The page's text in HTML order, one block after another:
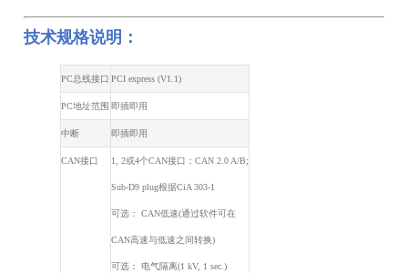
技术规格说明：
PC总线接口 PCI express (V1.1)
PC地址范围 即插即用
中断 即插即用
CAN接口 1, 2或4个CAN接口；CAN 2.0 A/B;
Sub-D9 plug根据CiA 303-1
可选： CAN低速(通过软件可在
CAN高速与低速之间转换)
可选： 电气隔离(1 kV, 1 sec.)